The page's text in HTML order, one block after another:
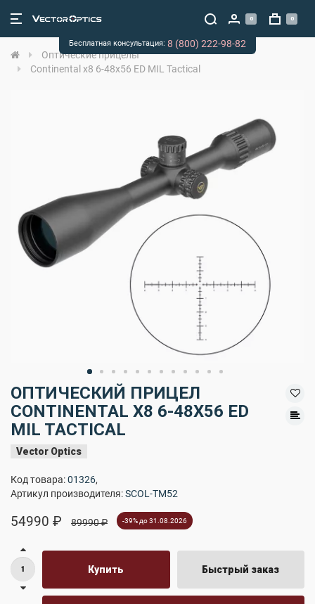
0 0
Оптические прицелы
Continental x8 6-48x56 ED MIL Tactical
ОПТИЧЕСКИЙ ПРИЦЕЛ
CONTINENTAL X8 6-48X56 ED
MIL TACTICAL
Vector Optics
Код товара:01326,
Артикул производителя:SCOL-TM52
54990 ₽ 89990 ₽ -39% до 31.08.2026
Купить Быстрый заказ
Бесплатная консультация: 8 (800) 222-98-82